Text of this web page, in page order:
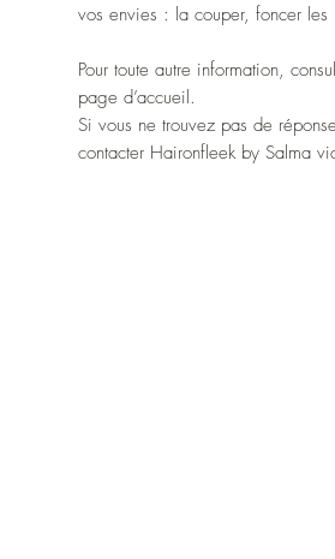
vos envies : la couper, foncer
Pour toute autre information,
page d’accueil.
Si vous ne trouvez pas de
contacter Haironfleek by Salma